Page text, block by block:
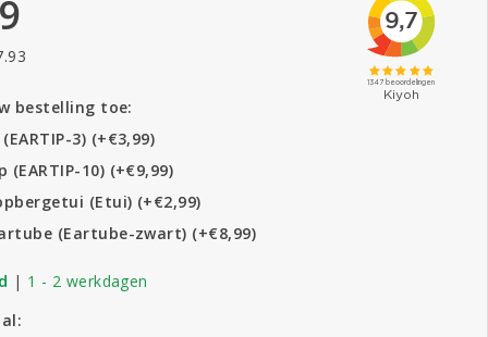
bestelling toe:
3) (+€3,99)
(EARTIP-10) (+€9,99)
(Etui) (+€2,99)
(Eartube-zwart) (+€8,99)
| 1 - 2 werkdagen